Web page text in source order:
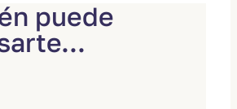
puede